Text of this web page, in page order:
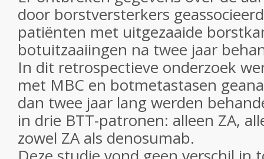
door borstversterkers
patiënten met uitgezaaide
botuitzaaiingen na twee jaar
In dit retrospectieve onderzoek
met MBC en botmetastasen
dan twee jaar lang werden
in drie BTT-patronen: alleen ZA,
zowel ZA als denosumab.